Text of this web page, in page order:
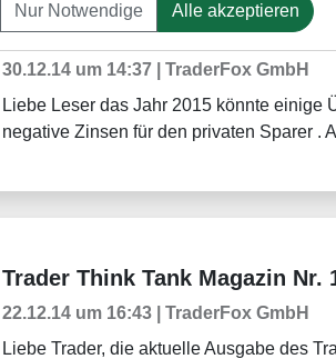
Aktuelles
TraderFox Top 3 Webinare Q4
30.12.14 um 14:37 | TraderFox GmbH
Liebe Leser das Jahr 2015 könnte einige
negative Zinsen für den privaten Sparer .
Tradingerfolge
Trader Think Tank Magazin Nr.
22.12.14 um 16:43 | TraderFox GmbH
Liebe Trader, die aktuelle Ausgabe des
Nur Notwendige Alle akzeptieren